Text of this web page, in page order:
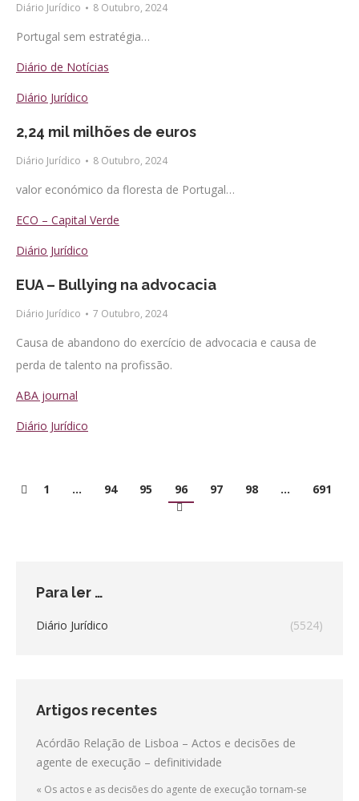
Diário Jurídico 8 Outubro, 2024
Portugal sem estratégia…
Diário de Notícias
Diário Jurídico
2,24 mil milhões de euros
Diário Jurídico 8 Outubro, 2024
valor económico da floresta de Portugal…
ECO – Capital Verde
Diário Jurídico
EUA – Bullying na advocacia
Diário Jurídico 7 Outubro, 2024
Causa de abandono do exercício de advocacia e causa de
perda de talento na profissão.
ABA journal
Diário Jurídico
1 … 94 95 96 97 98 … 691
Para ler …
Diário Jurídico (5524)
Artigos recentes
Acórdão Relação de Lisboa – Actos e decisões de
agente de execução – definitividade
« Os actos e as decisões do agente de execução tornam-se